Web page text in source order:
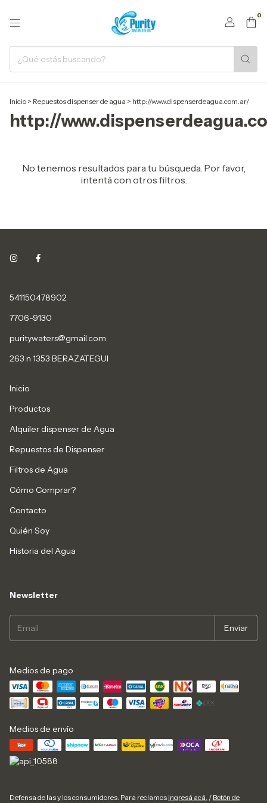
0
Inicio > Repuestos dispenser de agua > http://www.dispenserdeagua.com.ar/
http://
No tenemos resultados para tu búsqueda. Por favor,
intentá con otros filtros.
541150478902
7706-9130
puritywaters@gmail.com
263 n 1353 BERAZATEGUI
Inicio
Productos
Alquiler dispenser de Agua
Repuestos de Dispenser
Filtros de Agua
Cómo Comprar?
Contacto
Quién Soy
Historia del Agua
Newsletter
Medios de pago
Medios de envío
Defensa de las y los consumidores. Para reclamos ingresá acá. / Botón de